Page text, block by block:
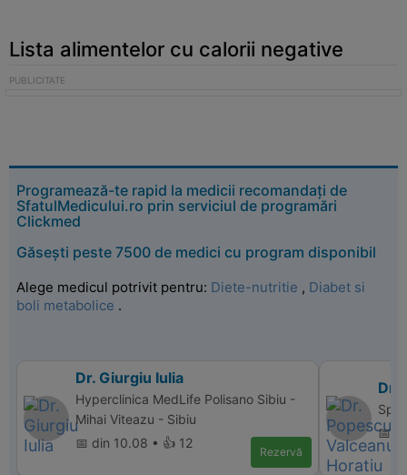
Lista alimentelor cu calorii negative
Programează-te rapid la medicii recomandați de
SfatulMedicului.ro prin serviciul de programări
Clickmed
Găsești peste 7500 de medici cu program disponibil
Alege medicul potrivit pentru: Diete-nutritie , Diabet si
boli metabolice .
Dr. Giurgiu Iulia
Hyperclinica MedLife Polisano Sibiu -
Mihai Viteazu - Sibiu
📅 din 10.08 • 👍 12
Rezervă
Dr.
📅